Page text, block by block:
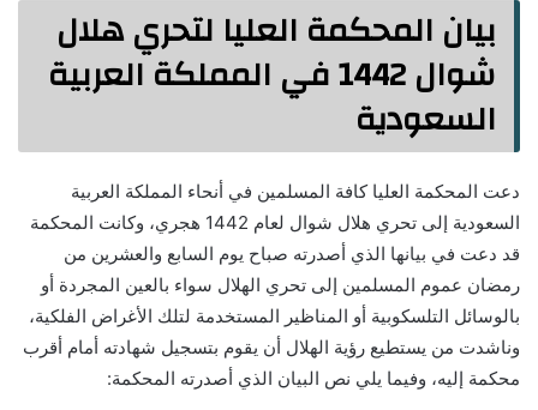
بيان المحكمة العليا لتحري هلال
شوال 1442 في المملكة العربية
السعودية
دعت المحكمة العليا كافة المسلمين في أنحاء المملكة العربية
السعودية إلى تحري هلال شوال لعام 1442 هجري، وكانت المحكمة
قد دعت في بيانها الذي أصدرته صباح يوم السابع والعشرين من
رمضان عموم المسلمين إلى تحري الهلال سواء بالعين المجردة أو
بالوسائل التلسكوبية أو المناظير المستخدمة لتلك الأغراض الفلكية،
وناشدت من يستطيع رؤية الهلال أن يقوم بتسجيل شهادته أمام أقرب
محكمة إليه، وفيما يلي نص البيان الذي أصدرته المحكمة: